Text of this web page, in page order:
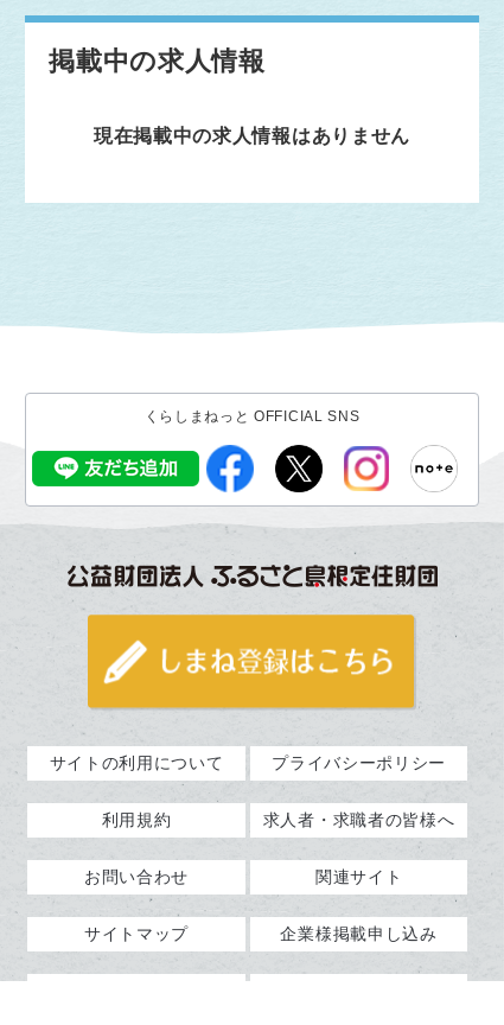
掲載中の求人情報
現在掲載中の求人情報はありません
くらしまねっと OFFICIAL SNS
サイトの利用について プライバシーポリシー
利用規約 求人者・求職者の皆様へ
お問い合わせ 関連サイト
サイトマップ 企業様掲載申し込み